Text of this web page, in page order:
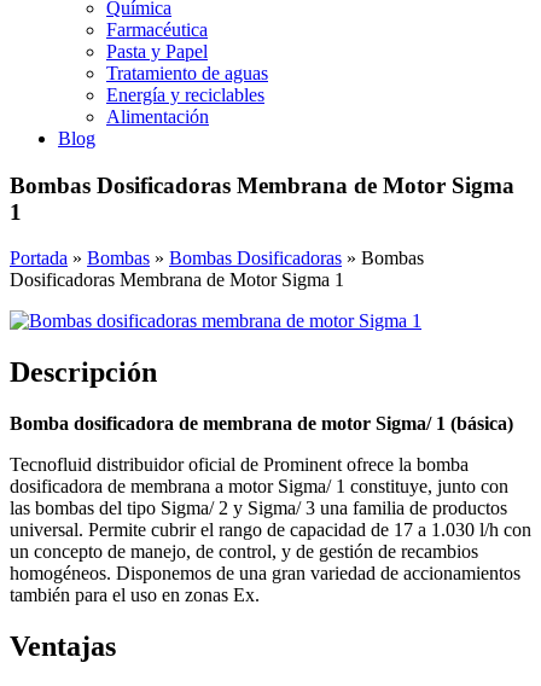
Química
Farmacéutica
Pasta y Papel
Tratamiento de aguas
Energía y reciclables
Alimentación
Blog
Bombas Dosificadoras Membrana de Motor Sigma
1
Portada » Bombas » Bombas Dosificadoras » Bombas
Dosificadoras Membrana de Motor Sigma 1
Descripción
Bomba dosificadora de membrana de motor Sigma/ 1 (básica)
Tecnofluid distribuidor oficial de Prominent ofrece la bomba
dosificadora de membrana a motor Sigma/ 1 constituye, junto con
las bombas del tipo Sigma/ 2 y Sigma/ 3 una familia de productos
universal. Permite cubrir el rango de capacidad de 17 a 1.030 l/h con
un concepto de manejo, de control, y de gestión de recambios
homogéneos. Disponemos de una gran variedad de accionamientos
también para el uso en zonas Ex.
Ventajas